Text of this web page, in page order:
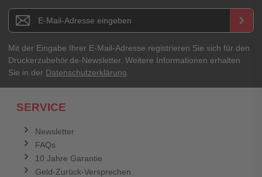
E-Mail-Adresse
Ihr Passwort
Newsletter E-Mail Adresse keyboard_arrow_right
Mit der Eingabe Ihrer E-Mail-Adresse registrieren Sie sich für den
Druckerzubehör.de-Newsletter. Weitere Informationen erhalten
Sie in der Datenschutzerklärung
SERVICE
Newsletter
FAQs
10 Jahre Garantie
Geld-Zurück-Versprechen